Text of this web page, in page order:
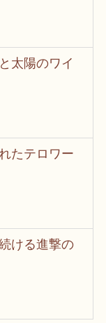
太陽のワイ
たテロワー
ける進撃の